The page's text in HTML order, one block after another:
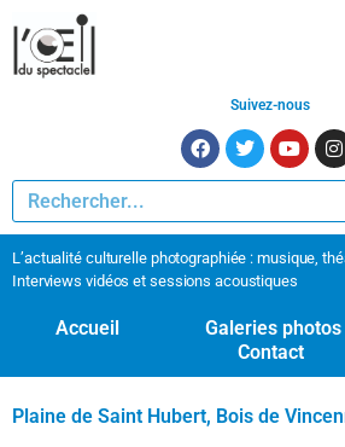
Suivez-nous
L’actualité culturelle photographiée : musique,
Interviews vidéos et sessions acoustiques
Accueil Galeries photos
Contact
Plaine de Saint Hubert, Bois de